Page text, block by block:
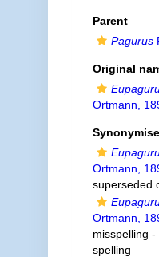
Parent
Pagurus
Original
Ortmann,
Ortmann,
superseded
Ortmann,
misspelling
spelling